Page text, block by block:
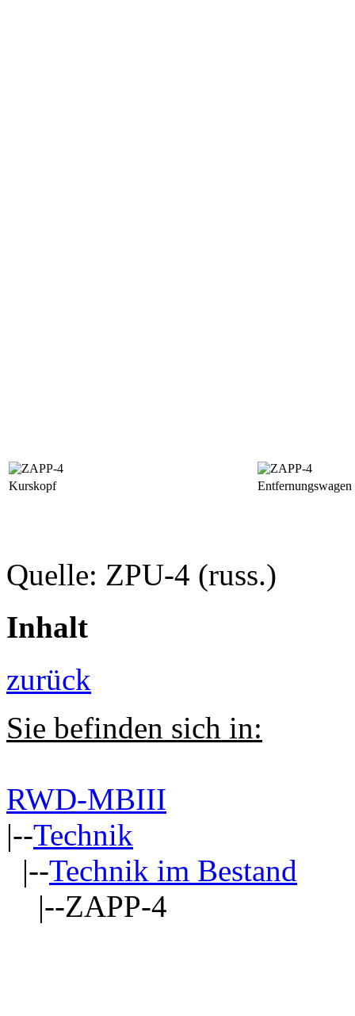
Kurskopf Entfernungswagen
Quelle: ZPU-4 (russ.)
Inhalt
zurück
Sie befinden sich in:
RWD-MBIII
|--Technik
|--Technik im Bestand
|--ZAPP-4